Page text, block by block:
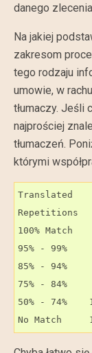
danego
Na jakiej
zakresom
tego rodzaju
umowie, w
tłumaczy. Jeśli
najprościej
tłumaczeń.
którymi
Translated
Repetitions
100% Match
95% - 99%
85% - 94%
75% - 84%
50% - 74%
No Match